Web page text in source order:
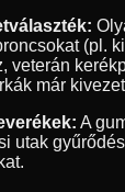
(pl.
veterán
már
A
utak